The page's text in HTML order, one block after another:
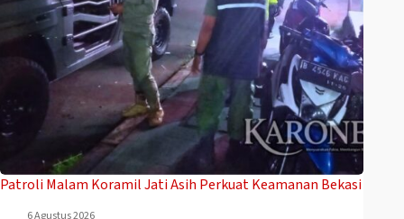
Patroli Malam Koramil Jati Asih Perkuat Keamanan Bekasi